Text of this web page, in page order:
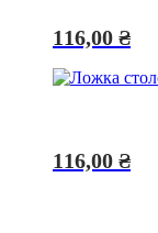
116,00 ₴
116,00 ₴